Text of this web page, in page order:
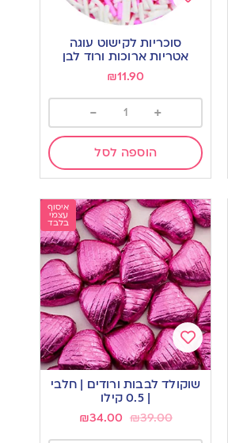
wishlist
סוכריות לקישוט עוגה
אטריות ארוכות ורוד לבן
₪11.90
+
-
הוספה לסל
איסוף
עצמי
בלבד
Add
to
wishlist
שוקולד לבבות ורודים | חלבי
| 0.5 קילו
₪39.00
₪34.00